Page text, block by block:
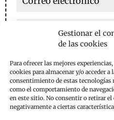
Gestionar el
de las cookies
Para ofrecer las mejores
cookies para almacenar y/o acceder
consentimiento de estas tecnologías
como el comportamiento de
en este sitio. No consentir o retirar
negativamente a ciertas
navegador para la próxima